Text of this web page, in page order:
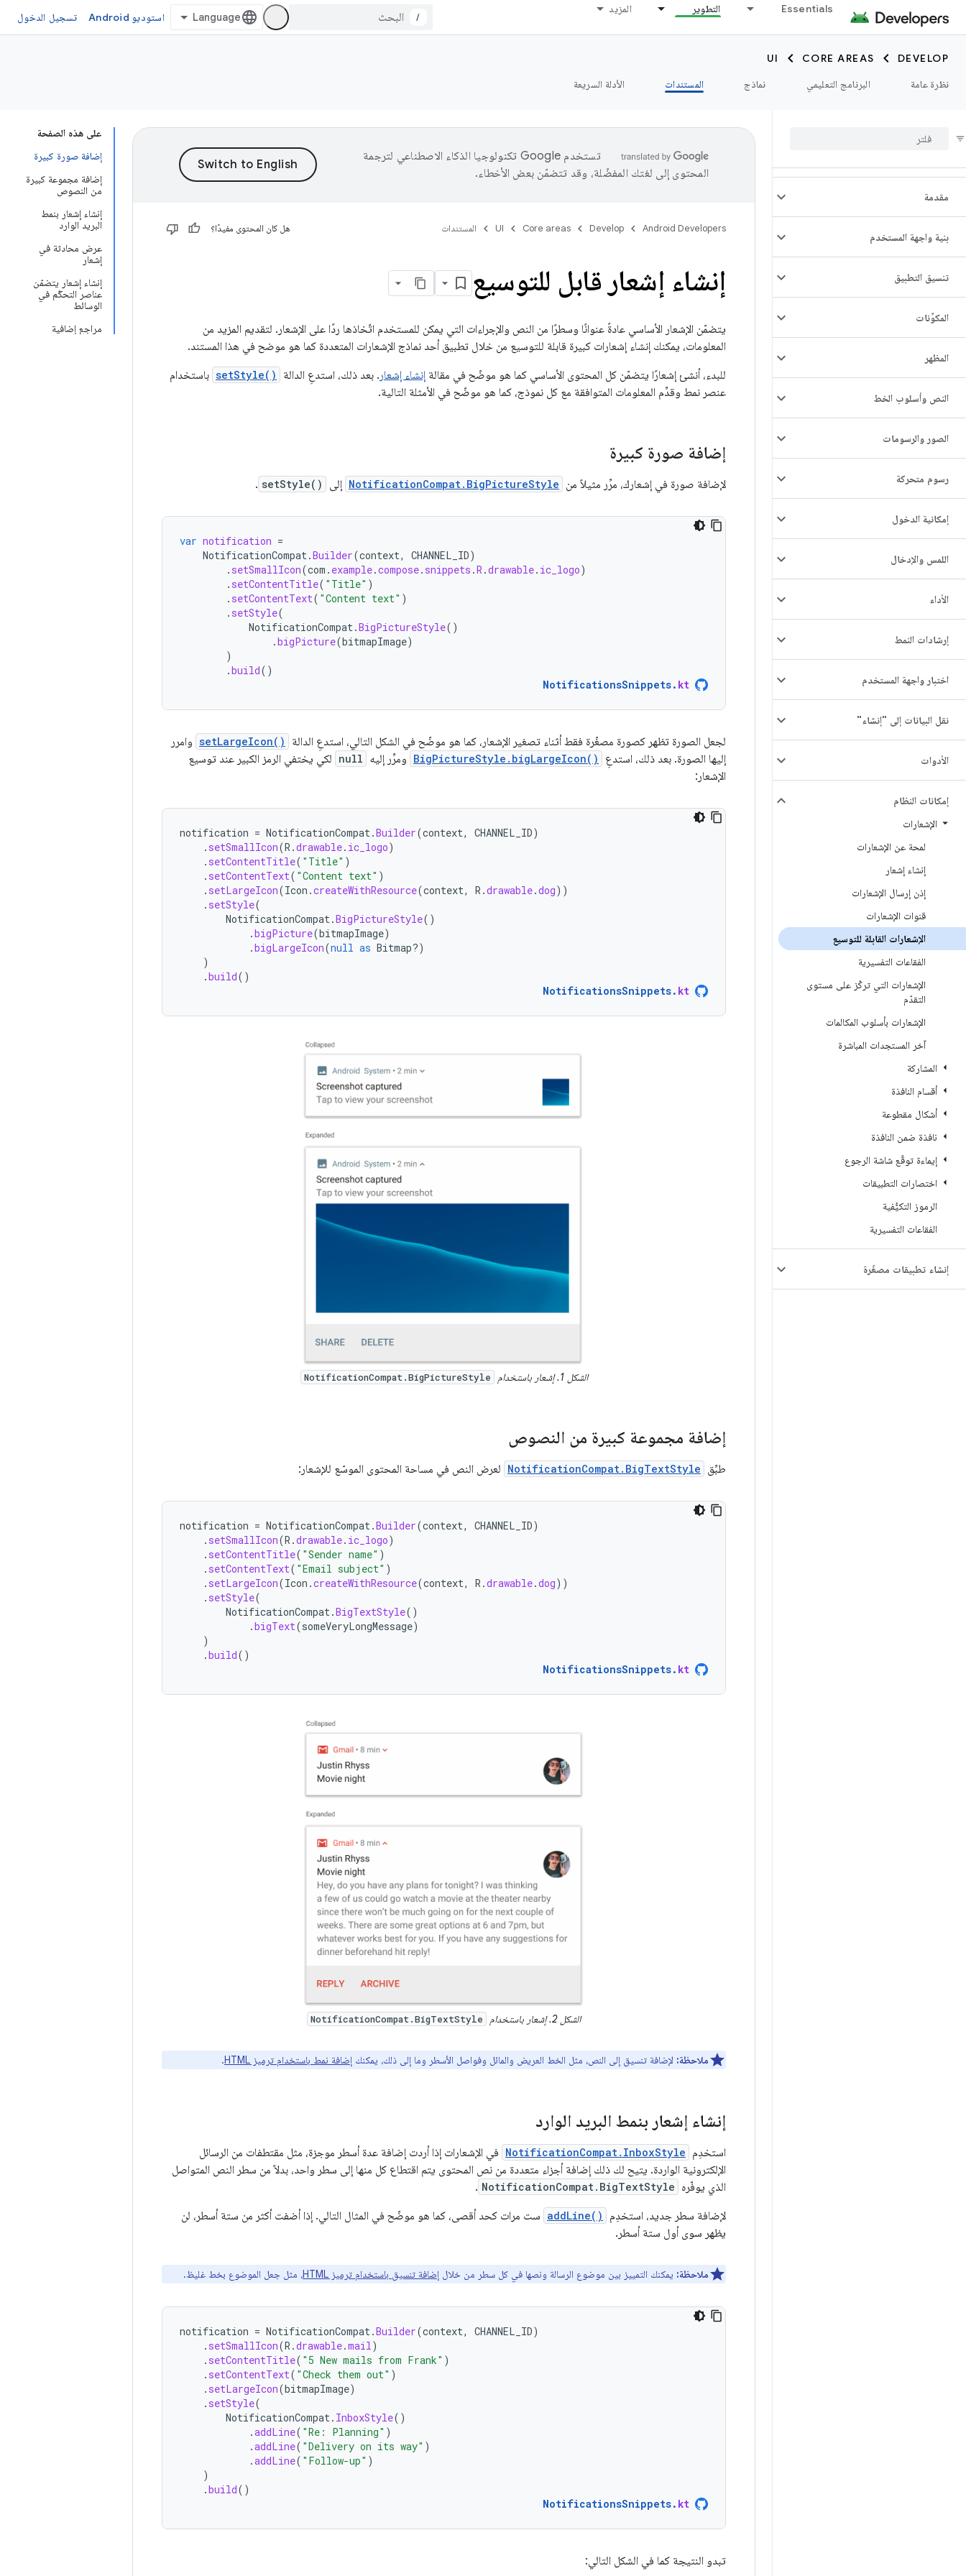
Essentials التطوير المزيد
/ استوديو Android تسجيل الدخول
DEVELOP
CORE AREAS
UI
نظرة عامة
البرنامج التعليمي نماذج المستندات الأدلة السريعة
مقدمة
بنية واجهة المستخدم
تنسيق التطبيق
المكوِّنات
المظهر
النص وأسلوب الخط
الصور والرسومات
رسوم متحركة
إمكانية الدخول
اللمس والإدخال
الأداء
إرشادات النمط
اختبار واجهة المستخدم
نقل البيانات إلى "إنشاء"
الأدوات
إمكانات النظام
الإشعارات
لمحة عن الإشعارات
إنشاء إشعار
إذن إرسال الإشعارات
قنوات الإشعارات
الإشعارات القابلة للتوسيع
الفقاعات التفسيرية
الإشعارات التي تركّز على مستوى
التقدّم
الإشعارات بأسلوب المكالمات
آخر المستجدات المباشرة
المشاركة
أقسام النافذة
أشكال مقطوعة
نافذة ضمن النافذة
إيماءة توقّع شاشة الرجوع
اختصارات التطبيقات
الرموز التكيُّفية
الفقاعات التفسيرية
إنشاء تطبيقات مصغّرة
على هذه الصفحة
إضافة صورة كبيرة
إضافة مجموعة كبيرة
من النصوص
إنشاء إشعار بنمط
البريد الوارد
عرض محادثة في
إشعار
إنشاء إشعار يتضمّن
عناصر التحكّم في
الوسائط
مراجع إضافية
تستخدم Google تكنولوجيا الذكاء الاصطناعي لترجمة
المحتوى إلى لغتك المفضّلة، وقد تتضمّن بعض الأخطاء.
Android Developers
Develop
Core areas
UI المستندات هل كان المحتوى مفيدًا؟
إنشاء إشعار قابل للتوسيع
يتضمّن الإشعار الأساسي عادةً عنوانًا وسطرًا من النص والإجراءات التي يمكن للمستخدم اتّخاذها ردًا على الإشعار. لتقديم المزيد من
المعلومات، يمكنك إنشاء إشعارات كبيرة قابلة للتوسيع من خلال تطبيق أحد نماذج الإشعارات المتعددة كما هو موضح في هذا المستند.
للبدء، أنشئ إشعارًا يتضمّن كل المحتوى الأساسي كما هو موضّح في مقالة إنشاء إشعار . بعد ذلك، استدعِ الدالة setStyle() باستخدام
عنصر نمط وقدِّم المعلومات المتوافقة مع كل نموذج، كما هو موضّح في الأمثلة التالية.
إضافة صورة كبيرة
لإضافة صورة في إشعارك، مرِّر مثيلاً من NotificationCompat.BigPictureStyle إلى setStyle()
.
var notification =
NotificationCompat.Builder(context, CHANNEL_ID)
. setSmallIcon(com . example.compose. snippets .R .drawable. ic_logo)
. setContentTitle( "Title" )
. setContentText( "Content text" )
. setStyle(
NotificationCompat.BigPictureStyle()
.bigPicture(bitmapImage)
)
.build()
NotificationsSnippets. kt
لجعل الصورة تظهر كصورة مصغّرة فقط أثناء تصغير الإشعار، كما هو موضّح في الشكل التالي، استدعِ الدالة setLargeIcon() وامرر
إليها الصورة. بعد ذلك، استدعِ
BigPictureStyle.bigLargeIcon() ومرِّر إليه null لكي يختفي الرمز الكبير عند توسيع
الإشعار:
notification = NotificationCompat.Builder(context, CHANNEL_ID)
. setSmallIcon(R .drawable. ic_logo)
. setContentTitle( "Title" )
. setContentText( "Content text" )
. setLargeIcon(Icon .createWithResource(context, R .drawable.dog))
. setStyle(
NotificationCompat.BigPictureStyle()
.bigPicture(bitmapImage)
.bigLargeIcon(null as Bitmap?)
)
.build()
NotificationsSnippets. kt
الشكل 1. إشعار باستخدام NotificationCompat.BigPictureStyle
إضافة مجموعة كبيرة من النصوص
طبِّق NotificationCompat.BigTextStyle لعرض النص في مساحة المحتوى الموسّع للإشعار:
notification = NotificationCompat.Builder(context, CHANNEL_ID)
. setSmallIcon(R .drawable. ic_logo)
. setContentTitle( "Sender name" )
. setContentText( "Email subject" )
. setLargeIcon(Icon .createWithResource(context, R .drawable.dog))
. setStyle(
NotificationCompat.BigTextStyle()
.bigText(someVeryLongMessage)
)
.build()
NotificationsSnippets. kt
الشكل 2. إشعار باستخدام NotificationCompat.BigTextStyle
ملاحظة: لإضافة تنسيق إلى النص، مثل الخط العريض والمائل وفواصل الأسطر وما إلى ذلك، يمكنك إضافة نمط باستخدام ترميز HTML .
إنشاء إشعار بنمط البريد الوارد
استخدِم NotificationCompat.InboxStyle في الإشعارات إذا أردت إضافة عدة أسطر موجزة، مثل مقتطفات من الرسائل
الإلكترونية الواردة. يتيح لك ذلك إضافة أجزاء متعددة من نص المحتوى يتم اقتطاع كل منها إلى سطر واحد، بدلاً من سطر النص المتواصل
الذي يوفّره NotificationCompat.BigTextStyle
.
لإضافة سطر جديد، استخدِم
addLine() ست مرات كحد أقصى، كما هو موضّح في المثال التالي. إذا أضفت أكثر من ستة أسطر، لن
يظهر سوى أول ستة أسطر.
ملاحظة: يمكنك التمييز بين موضوع الرسالة ونصها في كل سطر من خلال إضافة تنسيق باستخدام ترميز HTML ، مثل جعل الموضوع بخط غليظ.
notification = NotificationCompat.Builder(context, CHANNEL_ID)
. setSmallIcon(R .drawable.mail)
. setContentTitle( "5 New mails from Frank" )
. setContentText( "Check them out" )
. setLargeIcon(bitmapImage)
. setStyle(
NotificationCompat. InboxStyle()
.addLine( "Re: Planning" )
.addLine( "Delivery on its way" )
.addLine( "Follow-up" )
)
.build()
NotificationsSnippets. kt
تبدو النتيجة كما في الشكل التالي: